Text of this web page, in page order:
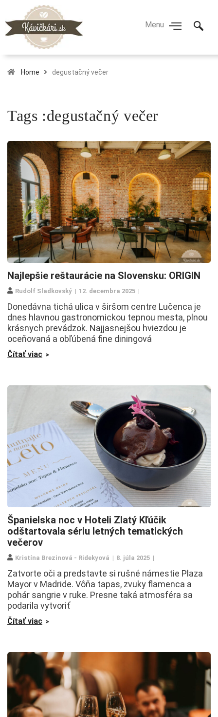
Home degustačný večer
Tags :degustačný večer
Najlepšie reštaurácie na Slovensku: ORIGIN
Rudolf Sladkovský 12. decembra 2025
Donedávna tichá ulica v širšom centre Lučenca je
dnes hlavnou gastronomickou tepnou mesta, plnou
krásnych prevádzok. Najjasnejšou hviezdou je
oceňovaná a obľúbená fine diningová
Čítať viac
Španielska noc v Hoteli Zlatý Kľúčik
odštartovala sériu letných tematických
večerov
Kristína Brezinová - Ridekyová 8. júla 2025
Zatvorte oči a predstavte si rušné námestie Plaza
Mayor v Madride. Vôňa tapas, zvuky flamenca a
pohár sangrie v ruke. Presne taká atmosféra sa
podarila vytvoriť
Čítať viac